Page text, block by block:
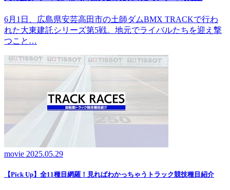
6月1日、広島県安芸高田市の土師ダムBMX TRACKで行わ
れた大東建託シリーズ第5戦。地元でライバルたちを迎え撃
つこと…
movie 2025.05.29
【Pick Up】全11種目網羅！見ればわかっちゃうトラック競技種目紹介